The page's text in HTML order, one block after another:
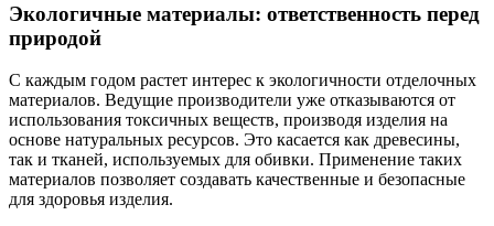
Экологичные материалы: ответственность перед
природой
С каждым годом растет интерес к экологичности отделочных
материалов. Ведущие производители уже отказываются от
использования токсичных веществ, производя изделия на
основе натуральных ресурсов. Это касается как древесины,
так и тканей, используемых для обивки. Применение таких
материалов позволяет создавать качественные и безопасные
для здоровья изделия.